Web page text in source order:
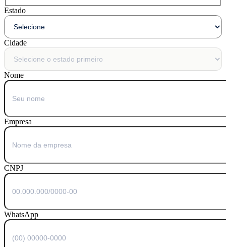
Estado
Cidade
Nome
Empresa
CNPJ
WhatsApp